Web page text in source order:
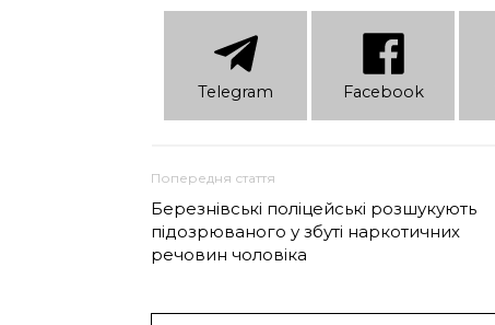
Telеgram Facebook
Попередня стаття
Березнівські поліцейські розшукують
підозрюваного у збуті наркотичних
речовин чоловіка